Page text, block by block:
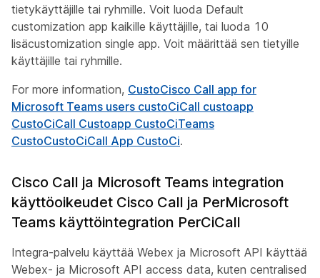
tietykäyttäjille tai ryhmille. Voit luoda Default
customization app kaikille käyttäjille, tai luoda 10
lisäcustomization single app. Voit määrittää sen tietyille
käyttäjille tai ryhmille.
For more information, CustoCisco Call app for
Microsoft Teams users custoCiCall custoapp
CustoCiCall Custoapp CustoCiTeams
CustoCustoCiCall App CustoCi.
Cisco Call ja Microsoft Teams integration
käyttöoikeudet Cisco Call ja PerMicrosoft
Teams käyttöintegration PerCiCall
Integra-palvelu käyttää Webex ja Microsoft API käyttää
Webex- ja Microsoft API access data, kuten centralised